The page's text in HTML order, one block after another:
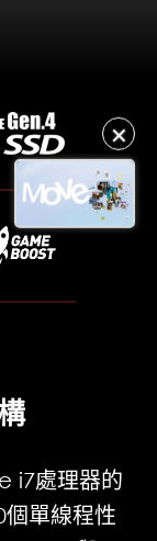
✕
i7處理器的
單線程性